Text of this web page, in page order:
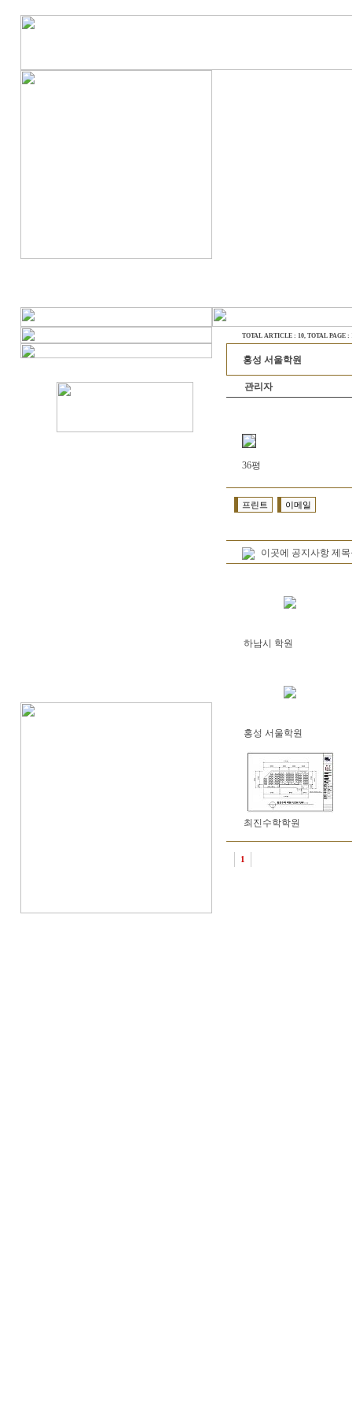
TOTAL ARTICLE : 10, TOTAL PAGE :
홍성 서울학원
관리자
36평
프린트 이메일
이곳에 공지사항 제
하남시 학원
홍성 서울학원
최진수학학원
1